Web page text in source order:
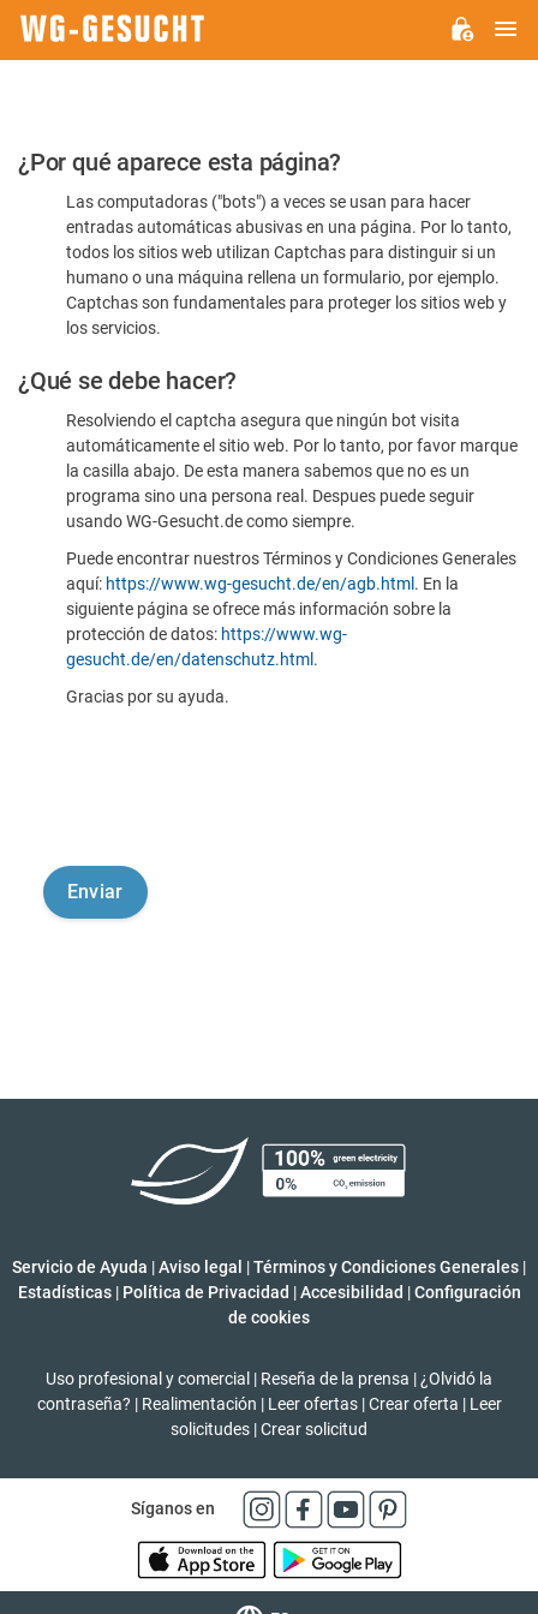
Por
favor,
confirme
humano
¿Por qué aparece esta página?
Las computadoras ("bots") a veces se usan para hacer
entradas automáticas abusivas en una página. Por lo tanto,
todos los sitios web utilizan Captchas para distinguir si un
humano o una máquina rellena un formulario, por ejemplo.
Captchas son fundamentales para proteger los sitios web y
los servicios.
¿Qué se debe hacer?
Resolviendo el captcha asegura que ningún bot visita
automáticamente el sitio web. Por lo tanto, por favor marque
la casilla abajo. De esta manera sabemos que no es un
programa sino una persona real. Despues puede seguir
usando WG-Gesucht.de como siempre.
Puede encontrar nuestros Términos y Condiciones Generales
aquí: https://www.wg-gesucht.de/en/agb.html . En la
siguiente página se ofrece más información sobre la
protección de datos: https://www.wg-
gesucht.de/en/datenschutz.html .
Gracias por su ayuda.
Servicio de Ayuda |Aviso legal |Términos y Condiciones Generales |
Estadísticas | Política de Privacidad | Accesibilidad | Configuración
de cookies
Uso profesional y comercial | Reseña de la prensa | ¿Olvidó la
contraseña? | Realimentación | Leer ofertas | Crear oferta | Leer
solicitudes |Crear solicitud
Síganos en